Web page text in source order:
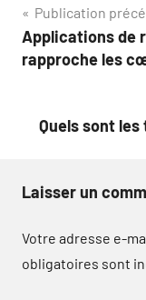
Navigation
de
Publication
Applications de
rapproche les
Quels sont
Laisser un
Votre adresse e-
obligatoires sont